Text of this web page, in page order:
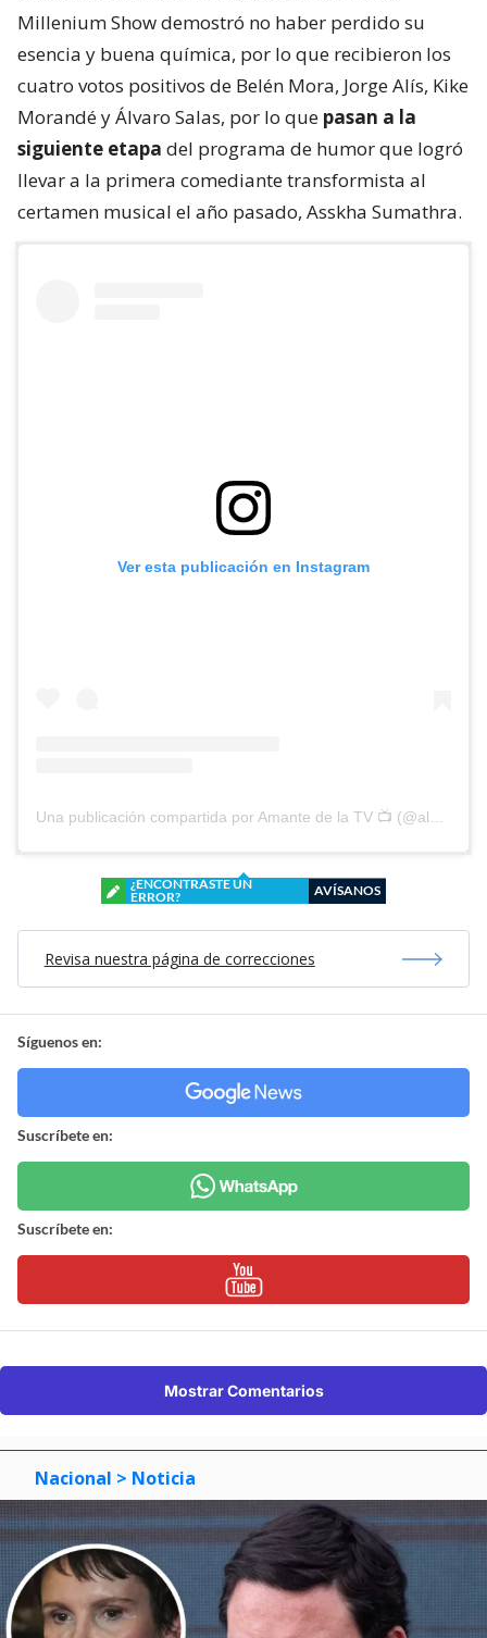
Millenium Show demostró no haber perdido su
esencia y buena química, por lo que recibieron los
cuatro votos positivos de Belén Mora, Jorge Alís, Kike
Morandé y Álvaro Salas, por lo que pasan a la
siguiente etapa del programa de humor que logró
llevar a la primera comediante transformista al
certamen musical el año pasado, Asskha Sumathra.
Ver esta publicación en Instagram
Una publicación compartida por Amante de la TV 📺 (@alguien_te_observa)
¿ENCONTRASTE UN
ERROR?
AVÍSANOS
Revisa nuestra página de correcciones
Síguenos en:
Suscríbete en:
Suscríbete en:
Mostrar Comentarios
Nacional > Noticia